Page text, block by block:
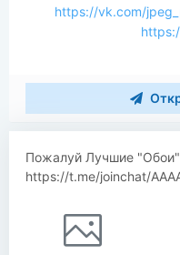
https://vk.com/
Пожалуй Лучшие "Обои"
https://t.me/joinchat/